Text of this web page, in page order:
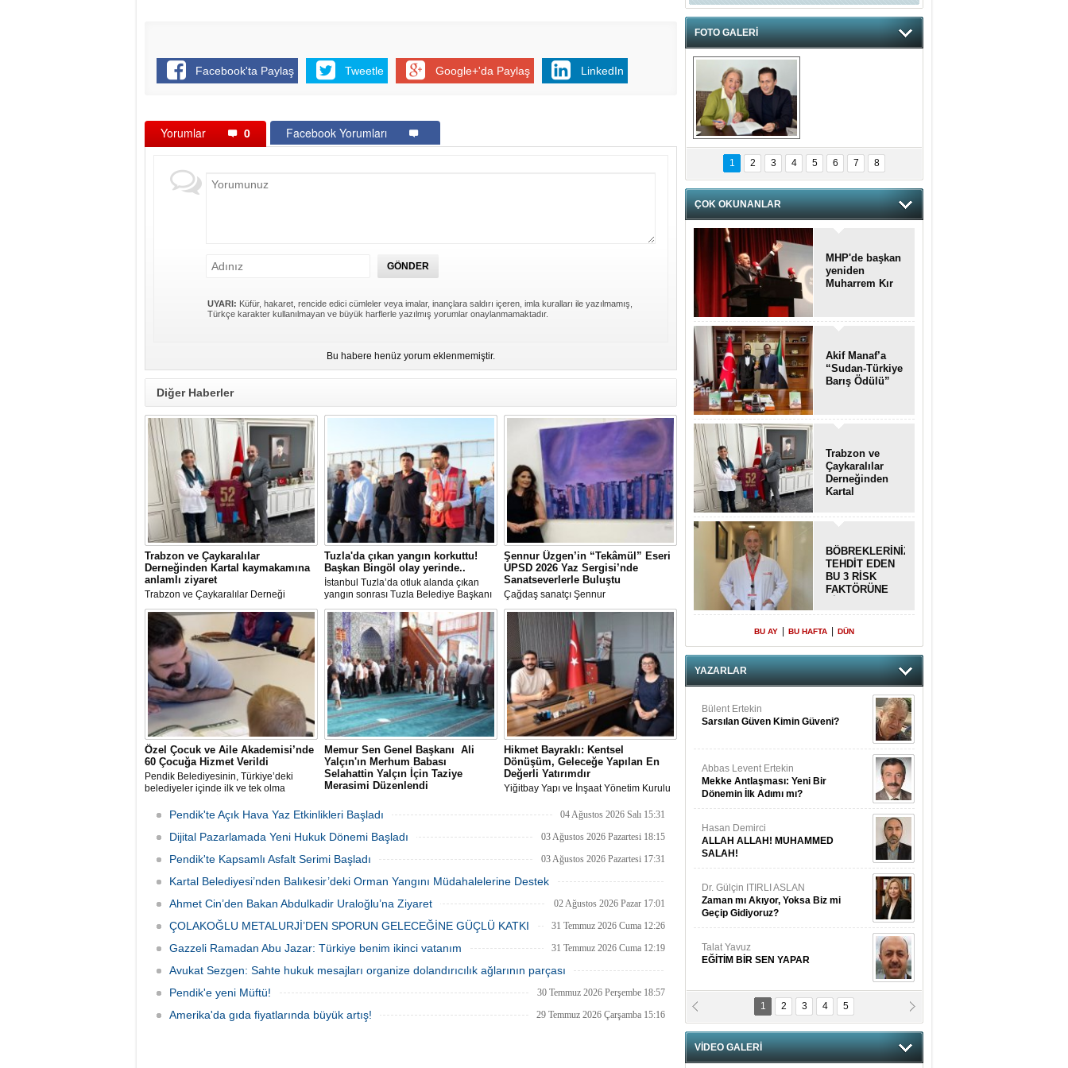
Facebook'ta Paylaş Tweetle Google+'da Paylaş LinkedIn
Yorumlar 0 Facebook Yorumları
UYARI: Küfür, hakaret, rencide edici cümleler veya imalar, inançlara saldırı içeren, imla kuralları ile yazılmamış,
Türkçe karakter kullanılmayan ve büyük harflerle yazılmış yorumlar onaylanmamaktadır.
Bu habere henüz yorum eklenmemiştir.
Diğer Haberler
Trabzon ve Çaykaralılar
Derneğinden Kartal kaymakamına
anlamlı ziyaret
Trabzon ve Çaykaralılar Derneği
yönetim kurulu Kartal Kaymakamı Edip
Çakıcı'yı ziyaret etti.
Tuzla'da çıkan yangın korkuttu!
Başkan Bingöl olay yerinde..
İstanbul Tuzla’da otluk alanda çıkan
yangın sonrası Tuzla Belediye Başkanı
Av. Eren Ali Bingöl de bölgeye giderek
incelemelerde bulundu.
Şennur Üzgen’in “Tekâmül” Eseri
UPSD 2026 Yaz Sergisi’nde
Sanatseverlerle Buluştu
Çağdaş sanatçı Şennur
Üzgen’in Tekâmül adlı eseri,
Uluslararası Plastik Sanatlar Derneği
(UPSD) tarafından düzenlenen 2026
Yaz Sergisi’nde sanatseverlerle buluştu.
Özel Çocuk ve Aile Akademisi’nde
60 Çocuğa Hizmet Verildi
Pendik Belediyesinin, Türkiye’deki
belediyeler içinde ilk ve tek olma
Akademisi” programından ilk dönemde
60 özel çocuk yararlandı.
Memur Sen Genel Başkanı Ali
Yalçın'ın Merhum Babası
Selahattin Yalçın İçin Taziye
Merasimi Düzenlendi
rahmet-i Rahman'a kavuşan kıymetli
babası Selahattin Yalçın için, Eğitim-Bir-
Sen İstanbul Şubelerinin
günü Sultanbeyli Abdurrahmangazi
Hikmet Bayraklı: Kentsel
Dönüşüm, Geleceğe Yapılan En
Değerli Yatırımdır
Yiğitbay Yapı ve İnşaat Yönetim Kurulu
Bayraklı, emlak ve gayrimenkul
ağırladı
Pendik'te Açık Hava Yaz Etkinlikleri Başladı 04 Ağustos 2026 Salı 15:31
Dijital Pazarlamada Yeni Hukuk Dönemi Başladı 03 Ağustos 2026 Pazartesi 18:15
Pendik'te Kapsamlı Asfalt Serimi Başladı 03 Ağustos 2026 Pazartesi 17:31
Kartal Belediyesi’nden Balıkesir’deki Orman Yangını Müdahalelerine Destek
03 Ağustos 2026 Pazartesi 11:55
Ahmet Cin’den Bakan Abdulkadir Uraloğlu’na Ziyaret 02 Ağustos 2026 Pazar 17:01
ÇOLAKOĞLU METALURJİ’DEN SPORUN GELECEĞİNE GÜÇLÜ KATKI 31 Temmuz 2026 Cuma 12:26
Gazzeli Ramadan Abu Jazar: Türkiye benim ikinci vatanım 31 Temmuz 2026 Cuma 12:19
Avukat Sezgen: Sahte hukuk mesajları organize dolandırıcılık ağlarının parçası
31 Temmuz 2026 Cuma 12:10
Pendik'e yeni Müftü! 30 Temmuz 2026 Perşembe 18:57
Amerika'da gıda fiyatlarında büyük artış! 29 Temmuz 2026 Çarşamba 15:16
FOTO GALERİ
hnzzzna
1 2 3 4 5 6 7 8
ÇOK OKUNANLAR
MHP'de başkan
yeniden
Muharrem Kır
Akif Manaf’a
“Sudan-Türkiye
Barış Ödülü”
Trabzon ve
Çaykaralılar
Derneğinden
Kartal
anlamlı ziyaret
BÖBREKLERİNİZİ
TEHDİT EDEN
BU 3 RİSK
FAKTÖRÜNE
BU AY BU HAFTA DÜN
YAZARLAR
Bülent Ertekin
Sarsılan Güven Kimin Güveni?
Abbas Levent Ertekin
Mekke Antlaşması: Yeni Bir
Dönemin İlk Adımı mı?
Hasan Demirci
ALLAH ALLAH! MUHAMMED
SALAH!
Dr. Gülçin ITIRLI ASLAN
Zaman mı Akıyor, Yoksa Biz mi
Geçip Gidiyoruz?
Talat Yavuz
EĞİTİM BİR SEN YAPAR
Sevgi Karaman
NAMUSLU?
1 2 3 4 5
VİDEO GALERİ